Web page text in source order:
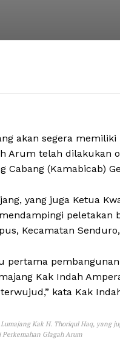
akan segera
Arum telah dilakukan
Cabang (Kamabicab)
yang juga Ketua
Kecamatan
pertama
Kak Indah
kata Kak
Kak H. Thoriqul Haq, yang
Glagah Arum